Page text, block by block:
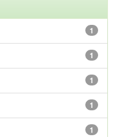
1
1
1
1
1